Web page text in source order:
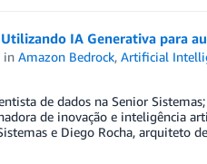
IA Generativa para
inAmazon Bedrock,Artificial
de dados na Senior
de inovação e inteligência
e Diego Rocha, arquiteto